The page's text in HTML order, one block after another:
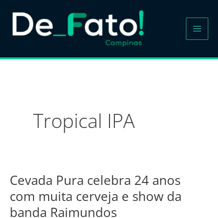
para
Tropical IPA
Cevada Pura celebra 24 anos
com muita cerveja e show da
banda Raimundos
Cevada
celebra